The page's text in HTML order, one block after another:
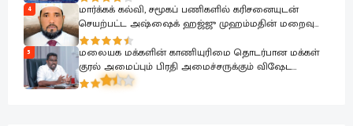
4
மார்க்கக் கல்வி, சமூகப் பணிகளில் கரிசனையுடன்
செயற்பட்ட அஷ்ஷைக் ஹஜ்ஜு முஹம்மதின் மறைவு
பேரிழப்பாகும்; அம்பாறை மாவட்ட ஜம்இய்யத்துல் உலமா
ஆழ்ந்த கவலை.!
5
மலையக மக்களின் காணியுரிமை தொடர்பான மக்கள்
குரல் அமைப்பும் பிரதி அமைச்சருக்கும் விஷேட
கலந்துரையாடல்